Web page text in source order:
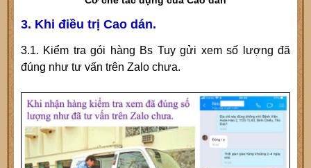
3. Khi điều trị Cao dán.
3.1. Kiểm tra gói hàng Bs Tuy gửi xem số lượng đã
đúng như tư vấn trên Zalo chưa.